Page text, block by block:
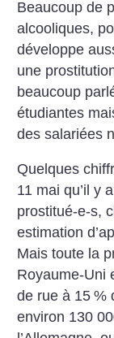
Beaucoup de
alcooliques,
développe
une
beaucoup
étudiantes
des salariées
Quelques
11 mai qu’il y
prostitué-e-s,
estimation
Mais toute la
Royaume-Uni
de rue à 15 %
environ 130